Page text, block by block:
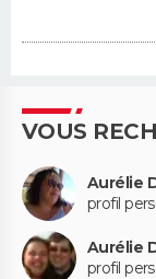
VOUS
Aurélie
profil
Aurélie
profil